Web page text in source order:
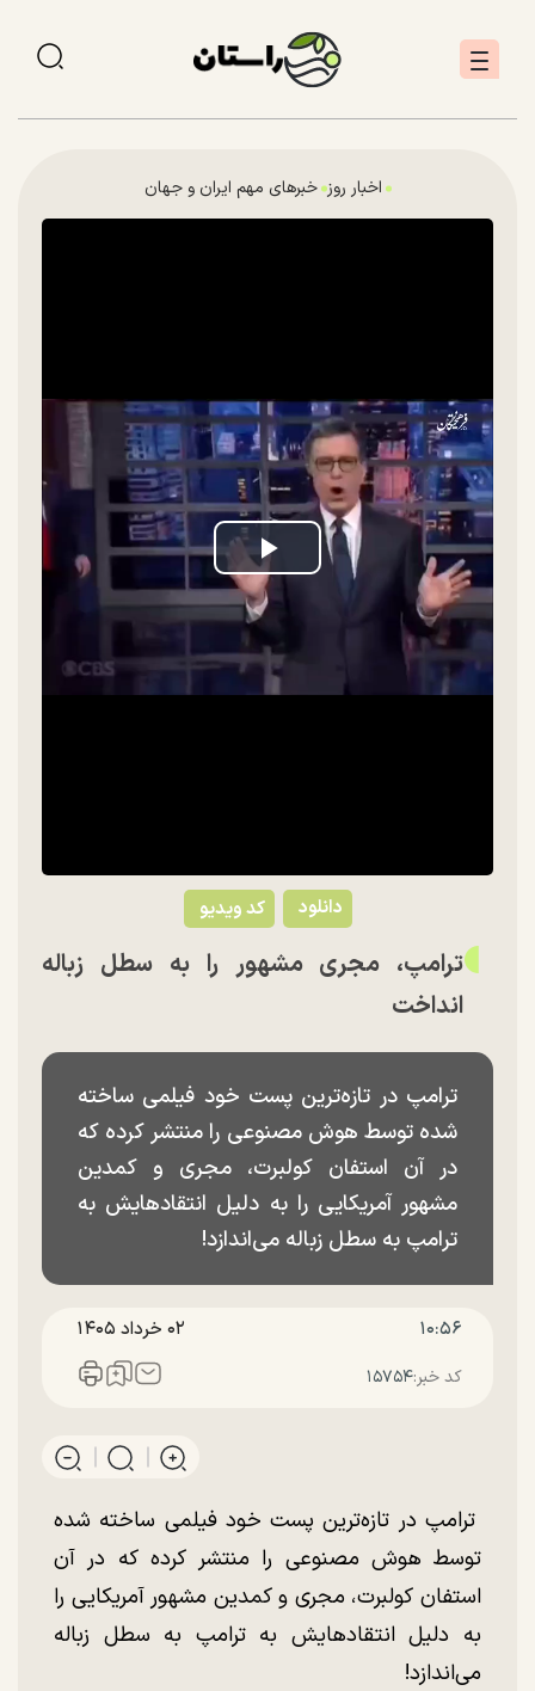
اخبار روز خبرهای مهم ایران و جهان
Play
Video
کد ویدیو دانلود
ترامپ، مجری مشهور را به سطل زباله
انداخت
ترامپ در تازه‌ترین پست خود فیلمی ساخته
شده توسط هوش مصنوعی را منتشر کرده که
در آن استفان کولبرت، مجری و کمدین
مشهور آمریکایی را به دلیل انتقادهایش به
ترامپ به سطل زباله می‌اندازد!
۱۰:۵۶ ۰۲ خرداد ۱۴۰۵
کد خبر:۱۵۷۵۴
ترامپ در تازه‌ترین پست خود فیلمی ساخته شده
توسط هوش مصنوعی را منتشر کرده که در آن
استفان کولبرت، مجری و کمدین مشهور آمریکایی را
به دلیل انتقادهایش به ترامپ به سطل زباله
می‌اندازد!